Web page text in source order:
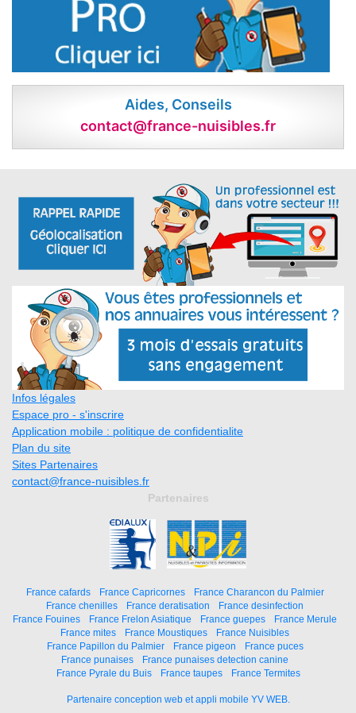
Aides, Conseils
contact@france-nuisibles.fr
Infos légales
Espace pro - s'inscrire
Application mobile : politique de confidentialite
Plan du site
Sites Partenaires
contact@france-nuisibles.fr
Partenaires
France cafards France Capricornes
France Charancon du Palmier
France chenilles
France deratisation
France desinfection
France Fouines
France Frelon Asiatique France guepes
France Merule
France mites
France Moustiques
France Nuisibles
France Papillon du Palmier
France pigeon
France puces
France punaises
France punaises detection canine
France Pyrale du Buis
France taupes France Termites
Partenaire conception web et appli mobile YV WEB.